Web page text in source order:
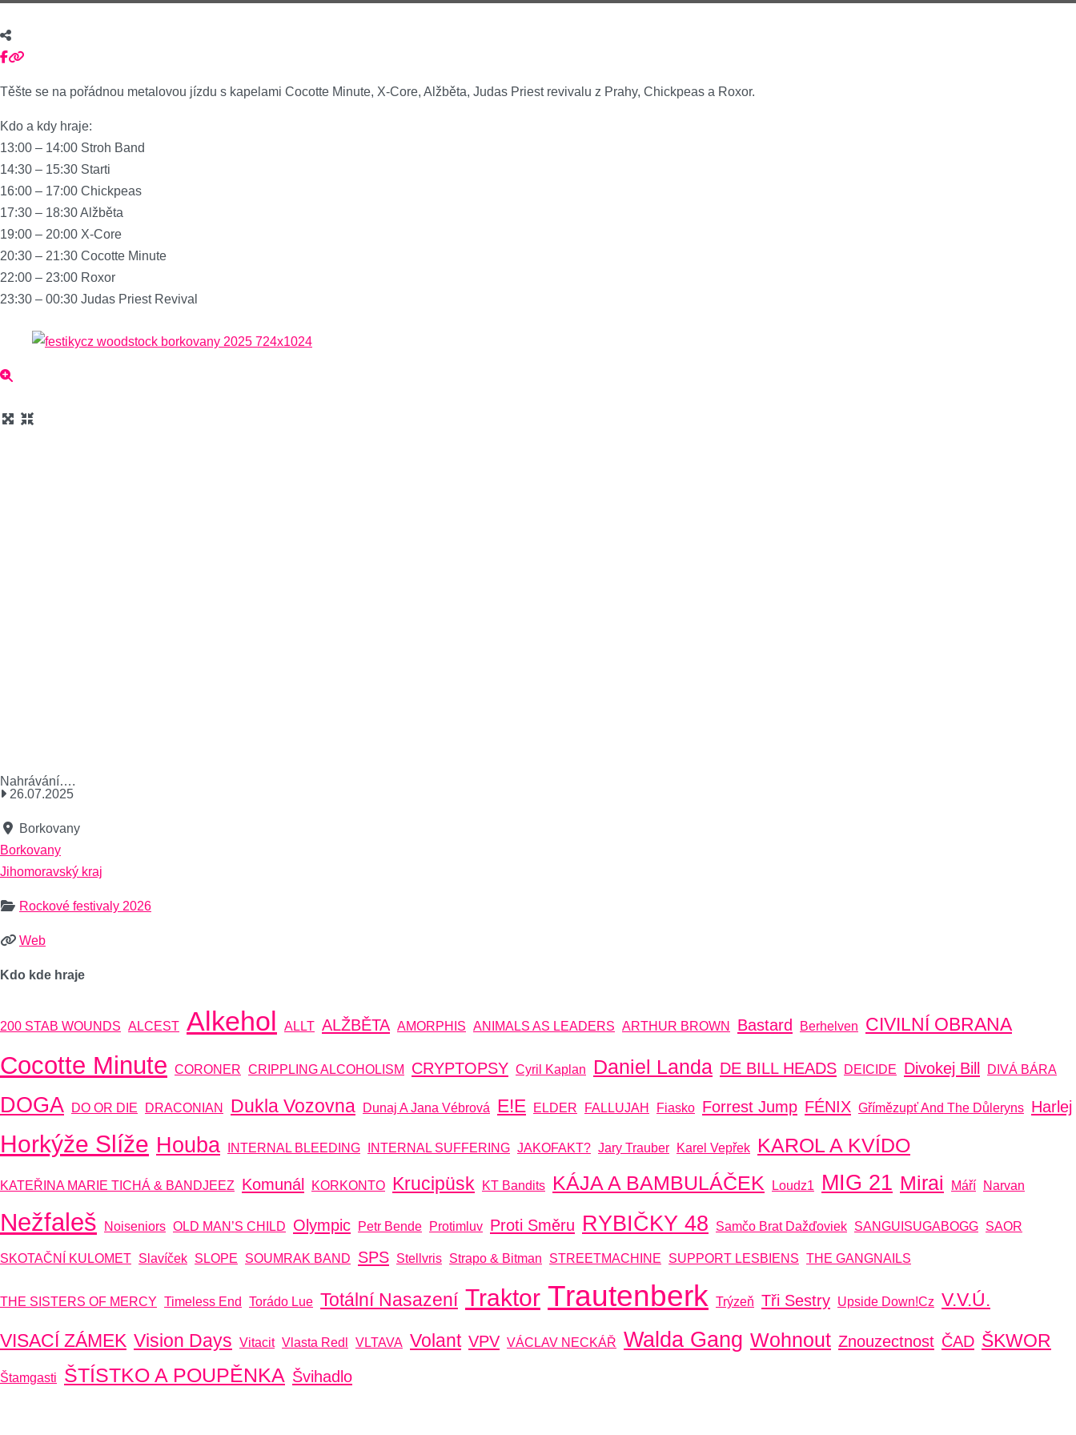
Těšte se na pořádnou metalovou jízdu s kapelami Cocotte Minute, X-Core, Alžběta, Judas Priest revivalu z Prahy, Chickpeas a Roxor.
Kdo a kdy hraje:
13:00 – 14:00 Stroh Band
14:30 – 15:30 Starti
16:00 – 17:00 Chickpeas
17:30 – 18:30 Alžběta
19:00 – 20:00 X-Core
20:30 – 21:30 Cocotte Minute
22:00 – 23:00 Roxor
23:30 – 00:30 Judas Priest Revival
Nahrávání….
26.07.2025
Borkovany
Borkovany
Jihomoravský kraj
Rockové festivaly 2026
Web
Kdo kde hraje
200 STAB WOUNDS ALCEST Alkehol ALLT ALŽBĚTA AMORPHIS ANIMALS AS LEADERS ARTHUR BROWN Bastard Berhelven CIVILNÍ OBRANA
Cocotte Minute CORONER CRIPPLING ALCOHOLISM CRYPTOPSY Cyril Kaplan Daniel Landa DE BILL HEADS DEICIDE Divokej Bill DIVÁ BÁRA
DOGA DO OR DIE DRACONIAN Dukla Vozovna Dunaj A Jana Vébrová E!E ELDER FALLUJAH Fiasko Forrest Jump FÉNIX Gřímězupť And The Důleryns Harlej
Horkýže Slíže Houba INTERNAL BLEEDING INTERNAL SUFFERING JAKOFAKT? Jary Trauber Karel Vepřek KAROL A KVÍDO
KATEŘINA MARIE TICHÁ & BANDJEEZ Komunál KORKONTO Krucipüsk KT Bandits KÁJA A BAMBULÁČEK Loudz1 MIG 21 Mirai Máří Narvan
Nežfaleš Noiseniors OLD MAN’S CHILD Olympic Petr Bende Protimluv Proti Směru RYBIČKY 48 Samčo Brat Dažďoviek SANGUISUGABOGG SAOR
SKOTAČNÍ KULOMET Slavíček SLOPE SOUMRAK BAND SPS Stellvris Strapo & Bitman STREETMACHINE SUPPORT LESBIENS THE GANGNAILS
THE SISTERS OF MERCY Timeless End Torádo Lue Totální Nasazení Traktor Trautenberk Trýzeň Tři Sestry Upside Down!cz V.V.Ú.
VISACÍ ZÁMEK Vision Days Vitacit Vlasta Redl VLTAVA Volant VPV VÁCLAV NECKÁŘ Walda Gang Wohnout Znouzectnost ČAD ŠKWOR
Štamgasti ŠTÍSTKO A POUPĚNKA Švihadlo